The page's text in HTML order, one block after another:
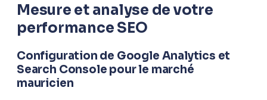
Mesure et analyse de votre
performance SEO
Configuration de Google Analytics et
Search Console pour le marché
mauricien